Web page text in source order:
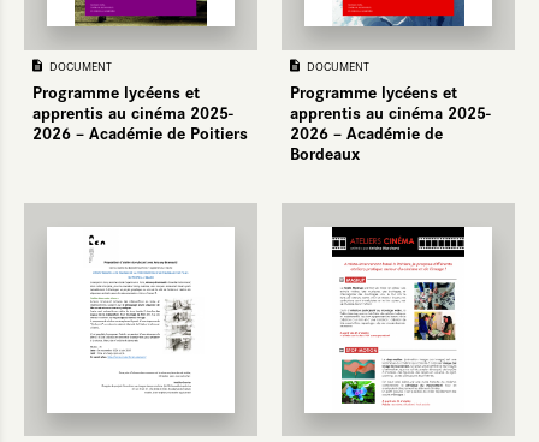
DOCUMENT
Programme lycéens et
apprentis au cinéma 2025-
2026 – Académie de Poitiers
DOCUMENT
Programme lycéens et
apprentis au cinéma 2025-
2026 – Académie de
Bordeaux